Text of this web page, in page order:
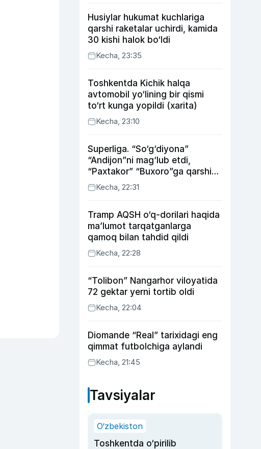
Husiylar hukumat kuchlariga
qarshi raketalar uchirdi, kamida
30 kishi halok bo‘ldi
Kecha, 23:35
Toshkentda Kichik halqa
avtomobil yo‘lining bir qismi
to‘rt kunga yopildi (xarita)
Kecha, 23:10
Superliga. “So‘g‘diyona”
“Andijon”ni mag‘lub etdi,
“Paxtakor” “Buxoro”ga qarshi
bahsda g‘alabani qo‘ldan
chiqardi
Kecha, 22:31
Tramp AQSH o‘q-dorilari haqida
ma’lumot tarqatganlarga
qamoq bilan tahdid qildi
Kecha, 22:28
“Tolibon” Nangarhor viloyatida
72 gektar yerni tortib oldi
Kecha, 22:04
Diomande “Real” tarixidagi eng
qimmat futbolchiga aylandi
Kecha, 21:45
Tavsiyalar
O‘zbekiston
Toshkentda o‘pirilib